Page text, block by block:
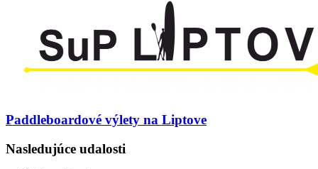
Paddleboardové výlety na Liptove
Nasledujúce udalosti